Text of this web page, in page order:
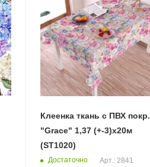
Клеенка ткань с ПВХ покр.
"Grace" 1,37 (+-3)х20м
(ST1020)
Достаточно Арт.: 2841